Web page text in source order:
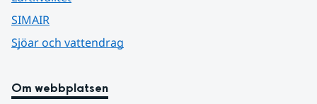
SIMAIR
Sjöar och vattendrag
Om webbplatsen